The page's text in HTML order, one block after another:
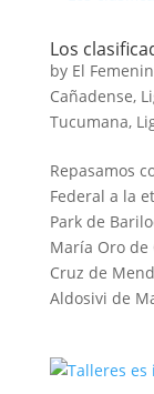
Los
by El
Cañadense,
Tucumana,
Repasamos
Federal a la
Park de
María Oro de
Cruz de
Aldosivi de